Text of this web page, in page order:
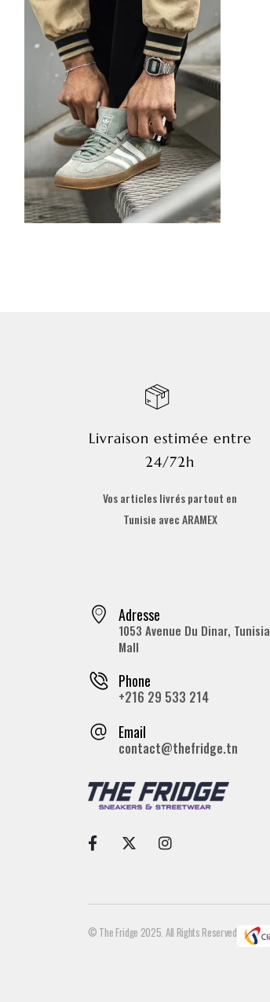
Livraison estimée entre
24/72h
Vos articles livrés partout en
Tunisie avec ARAMEX
Adresse
1053 Avenue Du Dinar, Tunisia
Mall
Phone
+216 29 533 214
Email
contact@thefridge.tn
© The Fridge 2025. All Rights Reserved